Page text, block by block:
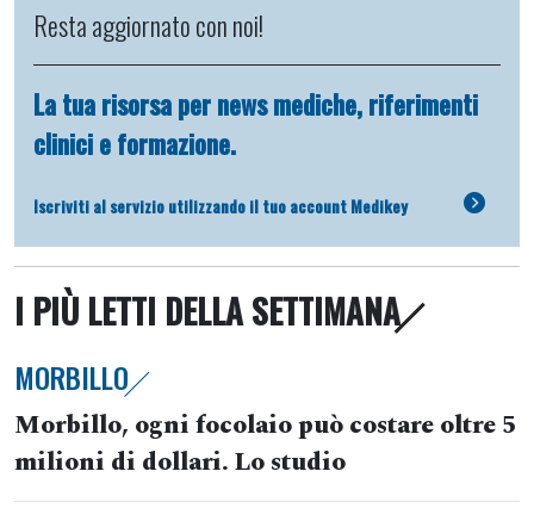
Resta aggiornato con noi!
La tua risorsa per news mediche, riferimenti
clinici e formazione.
Iscriviti al servizio utilizzando il tuo account Medikey
I PIÙ LETTI DELLA SETTIMANA
MORBILLO
Morbillo, ogni focolaio può costare oltre 5
milioni di dollari. Lo studio